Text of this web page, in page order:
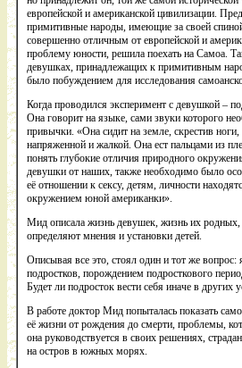
европейской и американской цивилизации.
примитивные народы, имеющие за своей
совершенно отличным от европейской и
проблему юности, решила поехать на Самоа.
девушках, принадлежащих к примитивным
было побуждением для исследования
Когда проводился эксперимент с девушкой –
Она говорит на языке, сами звуки которого
привычки. «Она сидит на земле, скрестив ноги,
напряженной и жалкой. Она ест пальцами из
понять глубокие отличия природного
девушки от наших, также необходимо было
её отношении к сексу, детям, личности
окружением юной американки».
Мид описала жизнь девушек, жизнь их
определяют мнения и установки детей.
Описывая все это, стоял один и тот же
подростков, порождением подросткового
Будет ли подросток вести себя иначе в других
В работе доктор Мид попыталась показать
её жизни от рождения до смерти, проблемы,
она руководствуется в своих решениях,
на остров в южных морях.